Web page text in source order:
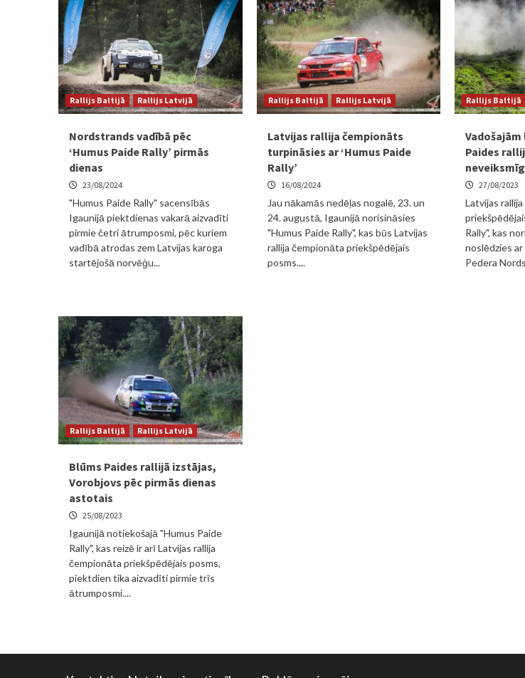
Rallijs Baltijā Rallijs Latvijā
Nordstrands vadībā pēc
‘Humus Paide Rally’ pirmās
dienas
23/08/2024
"Humus Paide Rally" sacensībās
Igaunijā piektdienas vakarā aizvadīti
pirmie četri ātrumposmi, pēc kuriem
vadībā atrodas zem Latvijas karoga
startējošā norvēģu...
Rallijs Baltijā Rallijs Latvijā
Latvijas rallija čempionāts
turpināsies ar ‘Humus Paide
Rally’
16/08/2024
Jau nākamās nedēļas nogalē, 23. un
24. augustā, Igaunijā norisināsies
"Humus Paide Rally", kas būs Latvijas
rallija čempionāta priekšpēdējais
posms....
Rallijs Baltijā
Paides
27/08/2023
Latvijas
Rally", kas
noslēdzies
Pedera
Rallijs Baltijā Rallijs Latvijā
Blūms Paides rallijā izstājas,
Vorobjovs pēc pirmās dienas
astotais
25/08/2023
Igaunijā notiekošajā "Humus Paide
Rally", kas reizē ir arī Latvijas rallija
čempionāta priekšpēdējais posms,
piektdien tika aizvadīti pirmie trīs
ātrumposmi....